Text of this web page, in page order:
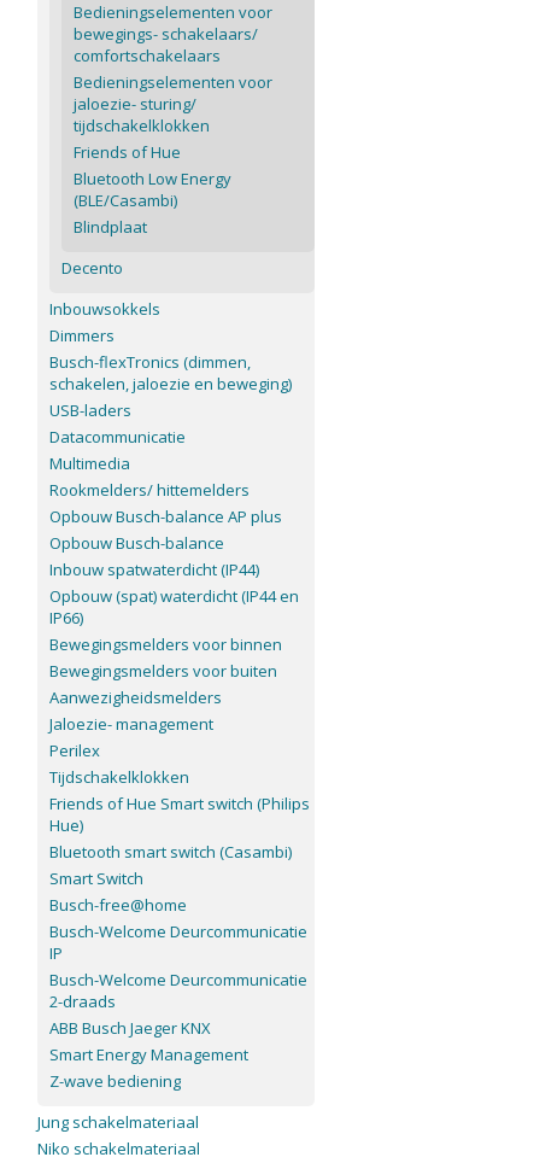
Bedieningselementen voor
bewegings- schakelaars/
comfortschakelaars
Bedieningselementen voor
jaloezie- sturing/
tijdschakelklokken
Friends of Hue
Bluetooth Low Energy
(BLE/Casambi)
Blindplaat
Decento
Inbouwsokkels
Dimmers
Busch-flexTronics (dimmen,
schakelen, jaloezie en beweging)
USB-laders
Datacommunicatie
Multimedia
Rookmelders/ hittemelders
Opbouw Busch-balance AP plus
Opbouw Busch-balance
Inbouw spatwaterdicht (IP44)
Opbouw (spat) waterdicht (IP44 en
IP66)
Bewegingsmelders voor binnen
Bewegingsmelders voor buiten
Aanwezigheidsmelders
Jaloezie- management
Perilex
Tijdschakelklokken
Friends of Hue Smart switch (Philips
Hue)
Bluetooth smart switch (Casambi)
Smart Switch
Busch-free@home
Busch-Welcome Deurcommunicatie
IP
Busch-Welcome Deurcommunicatie
2-draads
ABB Busch Jaeger KNX
Smart Energy Management
Z-wave bediening
Jung schakelmateriaal
Niko schakelmateriaal